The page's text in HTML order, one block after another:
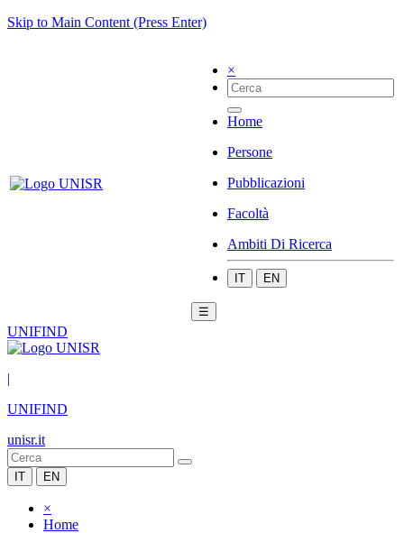
Skip to Main Content (Press Enter)
×
Home
Persone
Pubblicazioni
Facoltà
Ambiti Di Ricerca
IT EN
☰
UNIFIND
|
UNIFIND
unisr.it
IT EN
×
Home